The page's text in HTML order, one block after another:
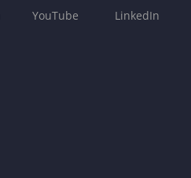
YouTube LinkedIn